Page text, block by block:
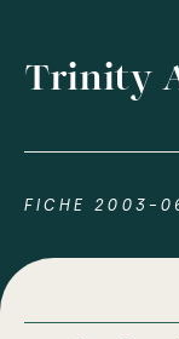
Trinity
FICHE 2003-